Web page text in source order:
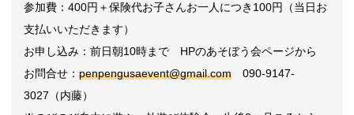
参加費： 400円＋保険代お子さんお一人につき 100円（当日お
支払いいただきます）
お申し込み：前日朝10時まで HPのあそぼう会ページから
お問合せ： penpengusaevent@gmail.com
090-9147-
3027 （内藤）